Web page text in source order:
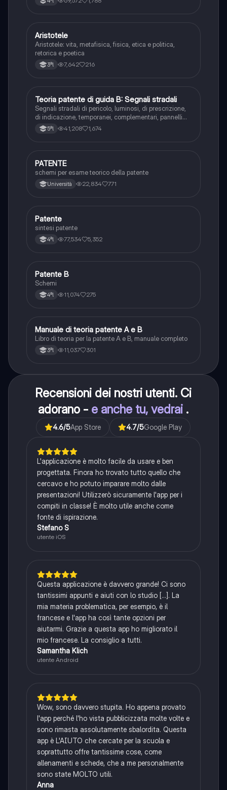
Filosofia
Aristotele
Aristotele: vita, metafisica, fisica, etica e politica,
retorica e poetica
3ªl 7,642 216
Ed. civ.
Teoria patente di guida B: Segnali stradali
Segnali stradali di pericolo, luminosi, di prescrizione,
di indicazione, temporanei, complementari, pannelli
integrativi, segnaletica orizzontale, segnalazioni
agenti del traffico, distanza di visibilità per l‘arresto,
5ªl 41,208 1,674
Altro
PATENTE
schemi per esame teorico della patente
Università 22,834 771
Altro
Patente
sintesi patente
4ªl 77,534 5,352
Altro
Patente B
Schemi
4ªl 11,074 275
Italiano
Manuale di teoria patente A e B
Libro di teoria per la patente A e B, manuale completo
3ªl 11,037 301
Recensioni dei nostri utenti. Ci
adorano - e anche tu, vedrai .
4.6/5App Store 4.7/5Google Play
L'applicazione è molto facile da usare e ben
progettata. Finora ho trovato tutto quello che
cercavo e ho potuto imparare molto dalle
presentazioni! Utilizzerò sicuramente l'app per i
compiti in classe! È molto utile anche come
fonte di ispirazione.
Stefano S
utente iOS
Questa applicazione è davvero grande! Ci sono
tantissimi appunti e aiuti con lo studio [...]. La
mia materia problematica, per esempio, è il
francese e l'app ha così tante opzioni per
aiutarmi. Grazie a questa app ho migliorato il
mio francese. La consiglio a tutti.
Samantha Klich
utente Android
Wow, sono davvero stupita. Ho appena provato
l'app perché l'ho vista pubblicizzata molte volte e
sono rimasta assolutamente sbalordita. Questa
app è L'AIUTO che cercate per la scuola e
soprattutto offre tantissime cose, come
allenamenti e schede, che a me personalmente
sono state MOLTO utili.
Anna